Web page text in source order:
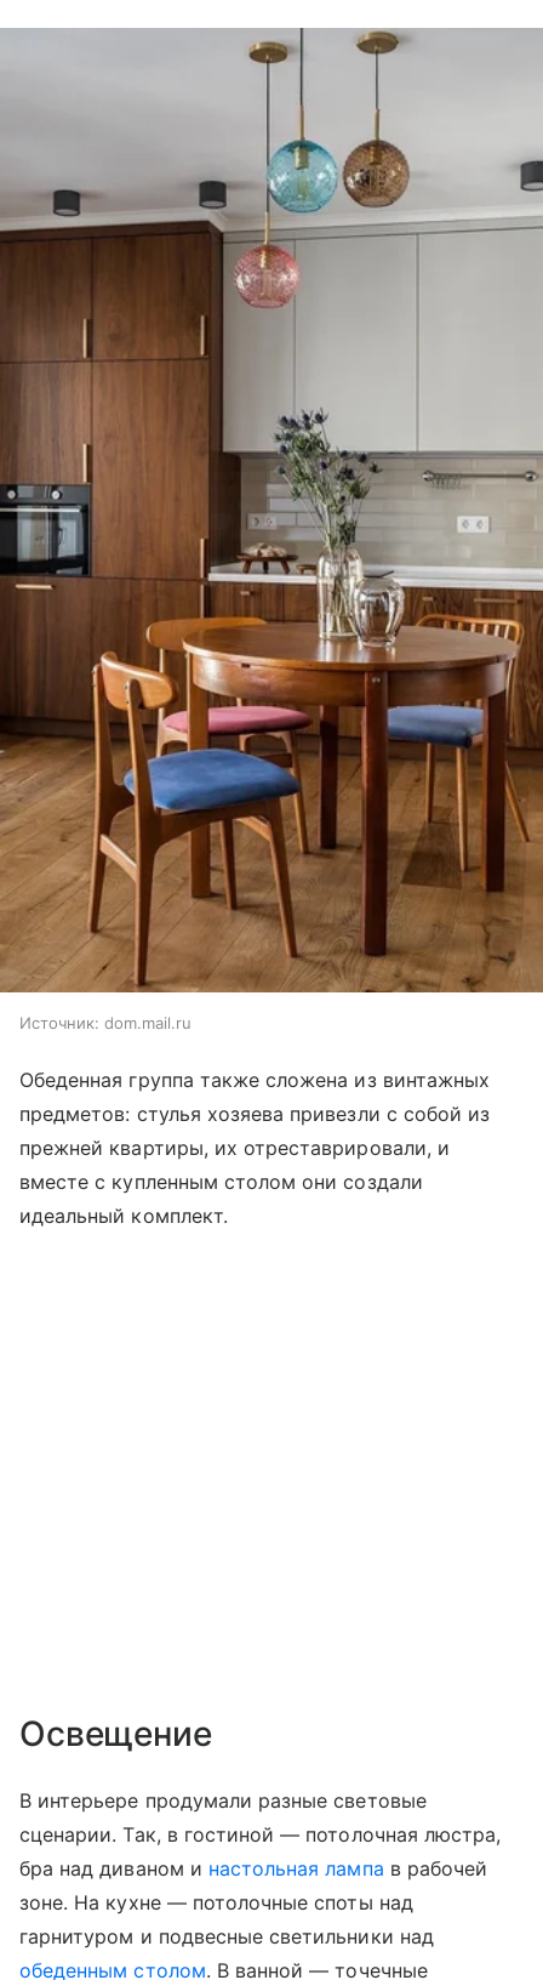
Источник: dom.mail.ru
Обеденная группа также сложена из винтажных
предметов: стулья хозяева привезли с собой из
прежней квартиры, их отреставрировали, и
вместе с купленным столом они создали
идеальный комплект.
Освещение
В интерьере продумали разные световые
сценарии. Так, в гостиной — потолочная люстра,
бра над диваном и настольная лампа в рабочей
зоне. На кухне — потолочные споты над
гарнитуром и подвесные светильники над
обеденным столом. В ванной — точечные